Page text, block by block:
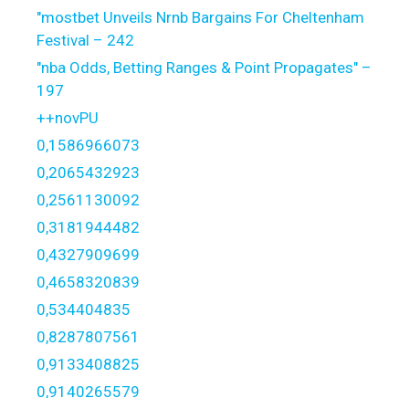
"mostbet Unveils Nrnb Bargains For Cheltenham
Festival – 242
"nba Odds, Betting Ranges & Point Propagates" –
197
++novPU
0,1586966073
0,2065432923
0,2561130092
0,3181944482
0,4327909699
0,4658320839
0,534404835
0,8287807561
0,9133408825
0,9140265579